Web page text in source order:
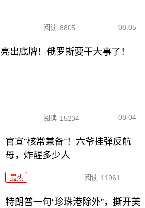
阅读 8805 08-05
出底牌！俄罗斯要干大事了！
阅读 15234 08-04
官宣“核常兼备”！六爷挂弹反航
母，炸醒多少人
最热 阅读 11961
特朗普一句“珍珠港除外”，撕开美